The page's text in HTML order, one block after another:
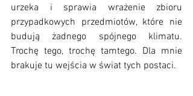
urzeka i sprawia wrażenie zbioru
przypadkowych przedmiotów, które nie
budują żadnego spójnego klimatu.
Trochę tego, trochę tamtego. Dla mnie
brakuje tu wejścia w świat tych postaci.